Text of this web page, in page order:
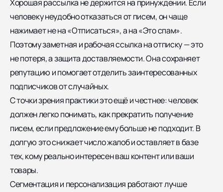
Хорошая рассылка не держится на принуждении. Если
человеку неудобно отказаться от писем, он чаще
нажимает не на «Отписаться», а на «Это спам».
Поэтому заметная и рабочая ссылка на отписку — это
не потеря, а защита доставляемости. Она сохраняет
репутацию и помогает отделить заинтересованных
подписчиков от случайных.
С точки зрения практики это ещё и честнее: человек
должен легко понимать, как прекратить получение
писем, если предложение ему больше не подходит. В
долгую это снижает число жалоб и оставляет в базе
тех, кому реально интересен ваш контент или ваши
товары.
Сегментация и персонализация работают лучше